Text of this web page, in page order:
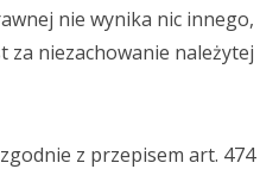
nie wynika nic innego,
za niezachowanie należytej
z przepisem art. 474